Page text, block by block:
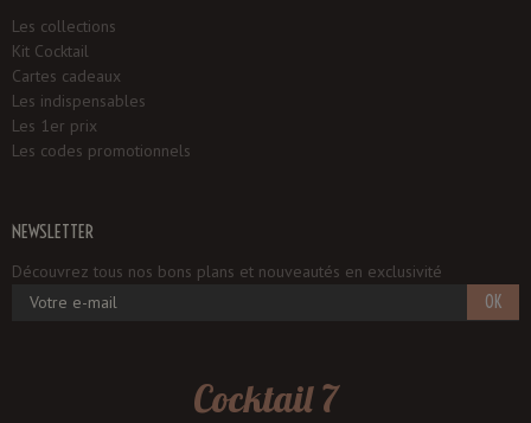
Les collections
Kit Cocktail
Cartes cadeaux
Les indispensables
Les 1er prix
Les codes promotionnels
NEWSLETTER
Découvrez tous nos bons plans et nouveautés en exclusivité
OK
Cocktail 7